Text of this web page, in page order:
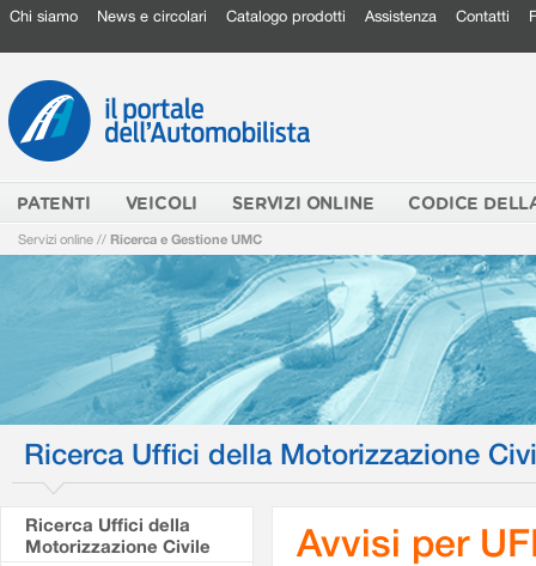
Chi siamo News e circolari Catalogo prodotti Assistenza Contatti
PATENTI VEICOLI SERVIZI ONLINE CODICE
Servizi online // Ricerca e Gestione UMC
Ricerca Uffici della Motorizzazione
Ricerca Uffici della
Motorizzazione Civile
Avvisi per